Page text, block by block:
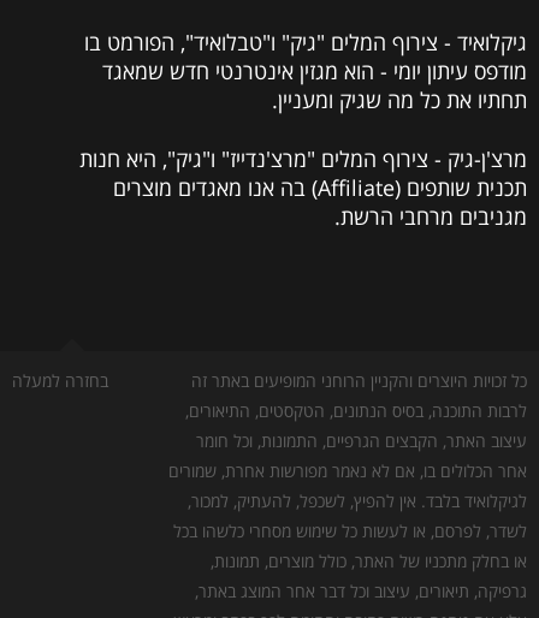
גיקלואיד - צירוף המלים "גיק" ו"טבלואיד", הפורמט בו
מודפס עיתון יומי - הוא מגזין אינטרנטי חדש שמאגד
תחתיו את כל מה שגיק ומעניין.
מרצ'ן-גיק - צירוף המלים "מרצ'נדייז" ו"גיק", היא חנות
תכנית שותפים (Affiliate) בה אנו מאגדים מוצרים
מגניבים מרחבי הרשת.
בחזרה למעלה
כל זכויות היוצרים והקניין הרוחני המופיעים באתר זה
לרבות התוכנה, בסיס הנתונים, הטקסטים, התיאורים,
עיצוב האתר, הקבצים הגרפיים, התמונות, וכל חומר
אחר הכלולים בו, אם לא נאמר מפורשות אחרת, שמורים
לגיקלואיד בלבד. אין להפיץ, לשכפל, להעתיק, למכור,
לשדר, לפרסם, או לעשות כל שימוש מסחרי כלשהו בכל
או בחלק מתכניו של האתר, כולל מוצרים, תמונות,
גרפיקה, תיאורים, עיצוב וכל דבר אחר המוצג באתר,